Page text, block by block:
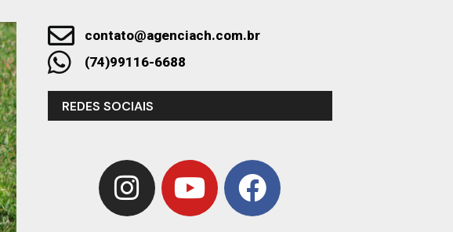
contato@agenciach.com.br
(74)99116-6688
REDES SOCIAIS